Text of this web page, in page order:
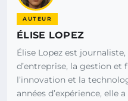
AUTEUR
ÉLISE LOPEZ
Élise Lopez est
d’entreprise, la gestion et
l’innovation et la
années d’expérience, elle